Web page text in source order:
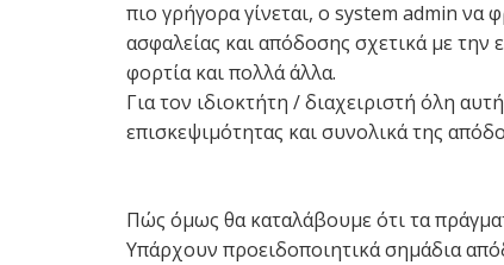
πιο γρήγορα γίνεται, ο system admin να
ασφαλείας και απόδοσης σχετικά με
φορτία και πολλά άλλα.
Για τον ιδιοκτήτη / διαχειριστή όλη
επισκεψιμότητας και συνολικά της
Πώς όμως θα καταλάβουμε ότι τα
Υπάρχουν προειδοποιητικά σημάδια